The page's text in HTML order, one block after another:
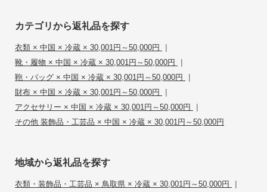
カテゴリから返礼品を探す
衣類 × 中国 × 冷蔵 × 30,001円～50,000円 |
靴・履物 × 中国 × 冷蔵 × 30,001円～50,000円 |
鞄・バッグ × 中国 × 冷蔵 × 30,001円～50,000円 |
財布 × 中国 × 冷蔵 × 30,001円～50,000円 |
アクセサリー × 中国 × 冷蔵 × 30,001円～50,000円 |
その他 装飾品・工芸品 × 中国 × 冷蔵 × 30,001円～50,000円
地域から返礼品を探す
衣類・装飾品・工芸品 × 鳥取県 × 冷蔵 × 30,001円～50,000円 |